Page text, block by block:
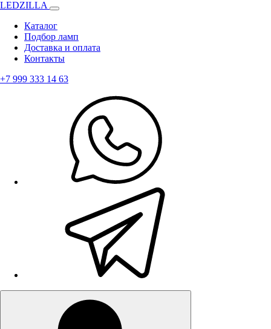
LEDZILLA
Каталог
Подбор ламп
Доставка и оплата
Контакты
+7 999 333 14 63